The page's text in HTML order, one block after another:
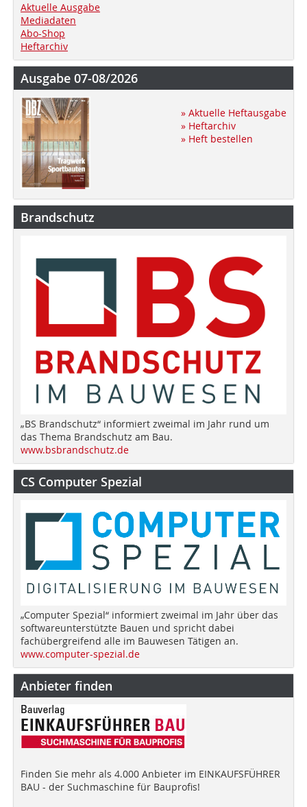
Aktuelle Ausgabe
Mediadaten
Abo-Shop
Heftarchiv
Ausgabe 07-08/2026
» Aktuelle Heftausgabe
» Heftarchiv
» Heft bestellen
Brandschutz
„BS Brandschutz“ informiert zweimal im Jahr rund um
das Thema Brandschutz am Bau.
www.bsbrandschutz.de
CS Computer Spezial
„Computer Spezial“ informiert zweimal im Jahr über das
softwareunterstützte Bauen und spricht dabei
fachübergreifend alle im Bauwesen Tätigen an.
www.computer-spezial.de
Anbieter finden
Finden Sie mehr als 4.000 Anbieter im EINKAUFSFÜHRER
BAU - der Suchmaschine für Bauprofis!